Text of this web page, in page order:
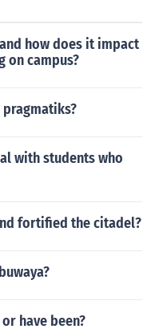
ni Francisc
how does it impact
on campus?
with students who
fortified the citadel?
have been?